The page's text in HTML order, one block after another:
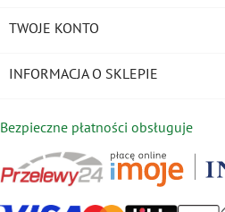
TWOJE KONTO
INFORMACJA O SKLEPIE
Bezpieczne płatności obsługuje